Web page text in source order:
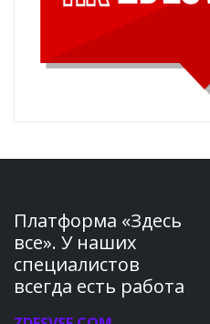
Платформа «Здесь
все». У наших
специалистов
всегда есть работа